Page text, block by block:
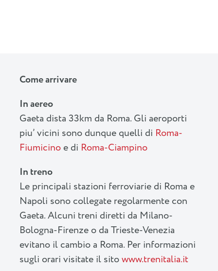
Come arrivare
In aereo
Gaeta dista 33km da Roma. Gli aeroporti
piu’ vicini sono dunque quelli di Roma-
Fiumicino e di Roma-Ciampino
In treno
Le principali stazioni ferroviarie di Roma e
Napoli sono collegate regolarmente con
Gaeta. Alcuni treni diretti da Milano-
Bologna-Firenze o da Trieste-Venezia
evitano il cambio a Roma. Per informazioni
sugli orari visitate il sitowww.trenitalia.it